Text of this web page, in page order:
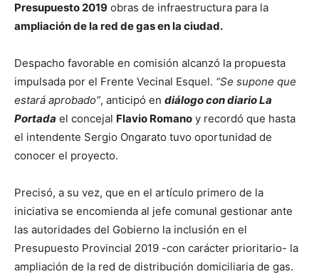
Presupuesto 2019 obras de infraestructura para la
ampliación de la red de gas en la ciudad.
Despacho favorable en comisión alcanzó la propuesta
impulsada por el Frente Vecinal Esquel. “Se supone que
estará aprobado”, anticipó en diálogo con diario La
Portada el concejal Flavio Romano y recordó que hasta
el intendente Sergio Ongarato tuvo oportunidad de
conocer el proyecto.
Precisó, a su vez, que en el artículo primero de la
iniciativa se encomienda al jefe comunal gestionar ante
las autoridades del Gobierno la inclusión en el
Presupuesto Provincial 2019 -con carácter prioritario- la
ampliación de la red de distribución domiciliaria de gas.